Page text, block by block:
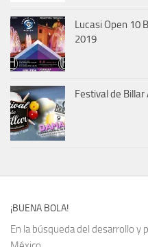
Lucasi Open 10
2019
Festival de
¡BUENA BOLA!
En la búsqueda del desarrollo y